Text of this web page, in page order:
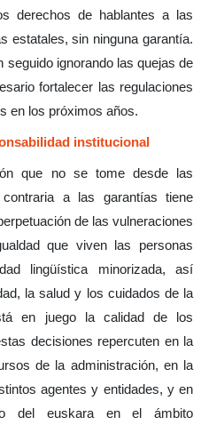
derechos de hablantes a las
estatales, sin ninguna garantía.
seguido ignorando las quejas de
fortalecer las regulaciones
en los próximos años.
institucional
que no se tome desde las
a las garantías tiene
de las vulneraciones
que viven las personas
lingüística minorizada, así
la salud y los cuidados de la
en juego la calidad de los
decisiones repercuten en la
de la administración, en la
agentes y entidades, y en
del euskara en el ámbito